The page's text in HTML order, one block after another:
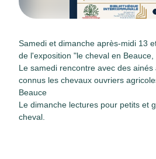
Samedi et dimanche après-midi 13
de l'exposition "le cheval en
Le samedi rencontre avec des ainés
connus les chevaux ouvriers
Beauce
Le dimanche lectures pour petits et
cheval.